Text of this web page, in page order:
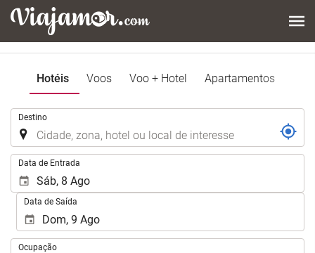
Hotéis Voos Voo + Hotel Apartamentos
Destino
Data de Entrada
Data de Saída
Ocupação
Ocupação